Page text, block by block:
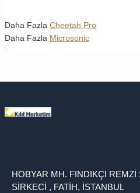
Daha Fazla Cheetah Pro
Daha Fazla Microsonic
HOBYAR MH. FINDIKÇI REMZİ
SİRKECİ , FATİH, İSTANBUL